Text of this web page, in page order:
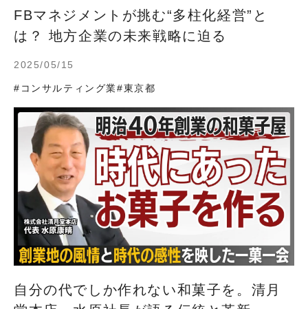
FBマネジメントが挑む“多柱化経営”と
は？ 地方企業の未来戦略に迫る
2025/05/15
#コンサルティング業#東京都
自分の代でしか作れない和菓子を。清月